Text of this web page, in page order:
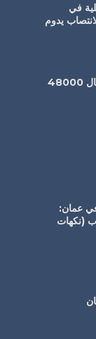
الأصلية في
يدوم
جيل 100 مل في عمان:
(نكهات